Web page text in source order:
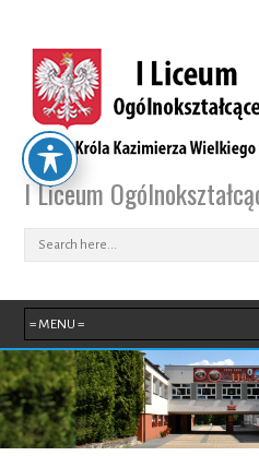
I Liceum